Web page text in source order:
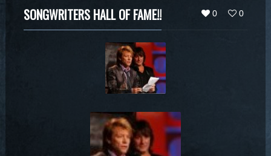
0 0
SONGWRITERS HALL OF FAME!!